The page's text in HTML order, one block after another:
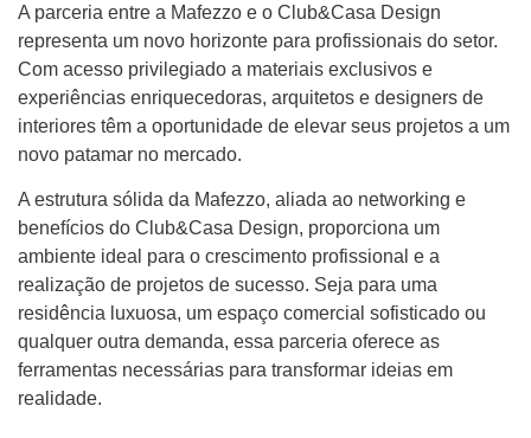
A parceria entre a Mafezzo e o Club&Casa Design
representa um novo horizonte para profissionais do setor.
Com acesso privilegiado a materiais exclusivos e
experiências enriquecedoras, arquitetos e designers de
interiores têm a oportunidade de elevar seus projetos a um
novo patamar no mercado.
A estrutura sólida da Mafezzo, aliada ao networking e
benefícios do Club&Casa Design, proporciona um
ambiente ideal para o crescimento profissional e a
realização de projetos de sucesso. Seja para uma
residência luxuosa, um espaço comercial sofisticado ou
qualquer outra demanda, essa parceria oferece as
ferramentas necessárias para transformar ideias em
realidade.